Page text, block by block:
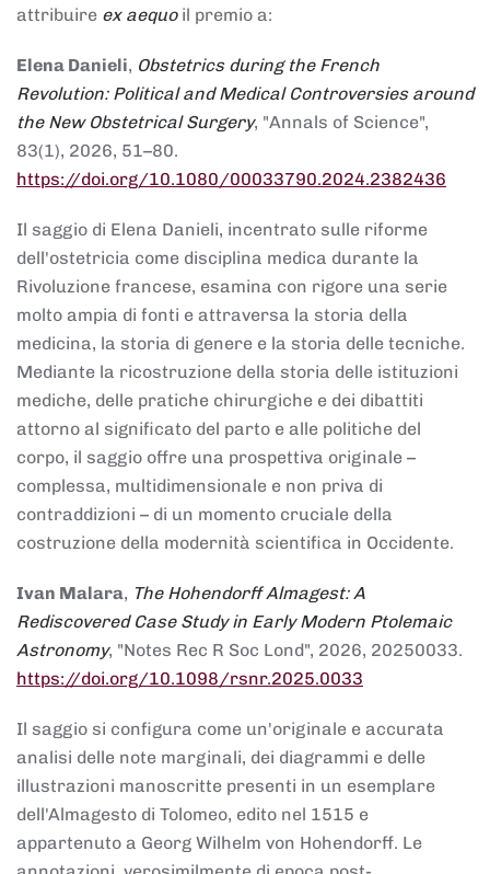
attribuire ex aequoil premio a:
Elena Danieli, Obstetrics during the French
Revolution: Political and Medical Controversies around
the New Obstetrical Surgery, "Annals of Science",
83(1), 2026, 51–80.
https://doi.org/10.1080/00033790.2024.2382436
Il saggio di Elena Danieli, incentrato sulle riforme
dell'ostetricia come disciplina medica durante la
Rivoluzione francese, esamina con rigore una serie
molto ampia di fonti e attraversa la storia della
medicina, la storia di genere e la storia delle tecniche.
Mediante la ricostruzione della storia delle istituzioni
mediche, delle pratiche chirurgiche e dei dibattiti
attorno al significato del parto e alle politiche del
corpo, il saggio offre una prospettiva originale –
complessa, multidimensionale e non priva di
contraddizioni – di un momento cruciale della
costruzione della modernità scientifica in Occidente.
Ivan Malara, The Hohendorff Almagest: A
Rediscovered Case Study in Early Modern Ptolemaic
Astronomy, "Notes Rec R Soc Lond", 2026, 20250033.
https://doi.org/10.1098/rsnr.2025.0033
Il saggio si configura come un'originale e accurata
analisi delle note marginali, dei diagrammi e delle
illustrazioni manoscritte presenti in un esemplare
dell'Almagesto di Tolomeo, edito nel 1515 e
appartenuto a Georg Wilhelm von Hohendorff. Le